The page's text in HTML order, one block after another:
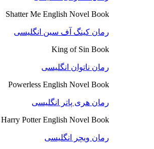
Shatter Me English Novel Book
رمان کینگ آف سین انگلیسی
King of Sin Book
رمان ناتوان انگلیسی
Powerless English Novel Book
رمان هری پاتر انگلیسی
Harry Potter English Novel Book
رمان ویچر انگلیسی